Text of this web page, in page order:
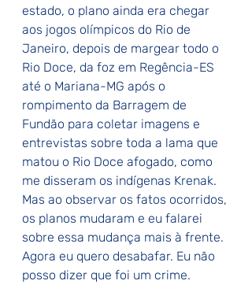
estado, o plano ainda era chegar
aos jogos olímpicos do Rio de
Janeiro, depois de margear todo o
Rio Doce, da foz em Regência-ES
até o Mariana-MG após o
rompimento da Barragem de
Fundão para coletar imagens e
entrevistas sobre toda a lama que
matou o Rio Doce afogado, como
me disseram os indígenas Krenak.
Mas ao observar os fatos ocorridos,
os planos mudaram e eu falarei
sobre essa mudança mais à frente.
Agora eu quero desabafar. Eu não
posso dizer que foi um crime.